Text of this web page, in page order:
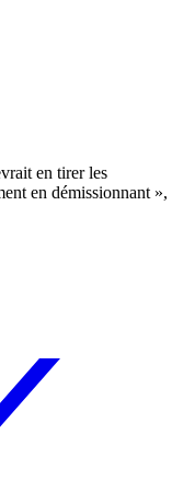
en tirer les
en démissionnant »,